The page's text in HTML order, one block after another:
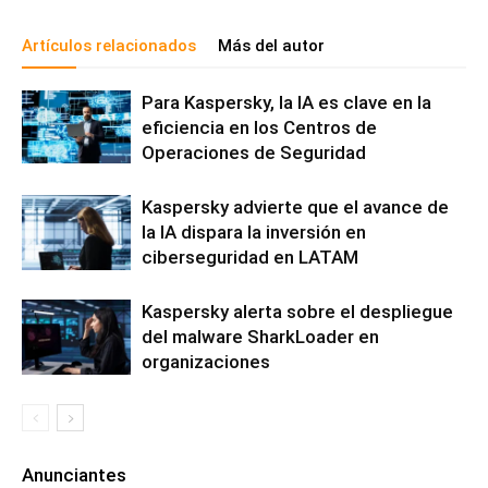
Artículos relacionados Más del autor
Para Kaspersky, la IA es clave en la
eficiencia en los Centros de
Operaciones de Seguridad
Kaspersky advierte que el avance de
la IA dispara la inversión en
ciberseguridad en LATAM
Kaspersky alerta sobre el despliegue
del malware SharkLoader en
organizaciones
Anunciantes